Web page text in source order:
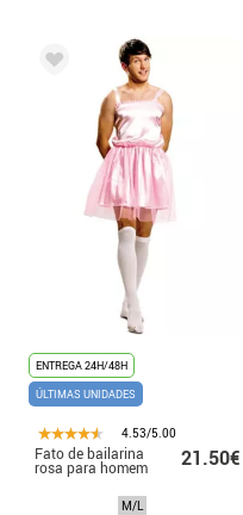
ENTREGA 24H/48H
ÚLTIMAS UNIDADES
4.53/5.00
Fato de bailarina
rosa para homem 21.50€
M/L